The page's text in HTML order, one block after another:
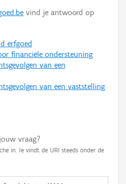
vind je antwoord op
erfgoed
financiële ondersteuning
van een
van een vaststelling
vraag?
in. Je vindt de URI steeds onder de